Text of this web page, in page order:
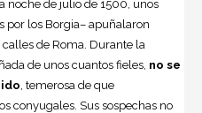
noche de julio de 1500, unos
por los Borgia– apuñalaron
de Roma. Durante la
de unos cuantos fieles, no se
, temerosa de que
conyugales. Sus sospechas no